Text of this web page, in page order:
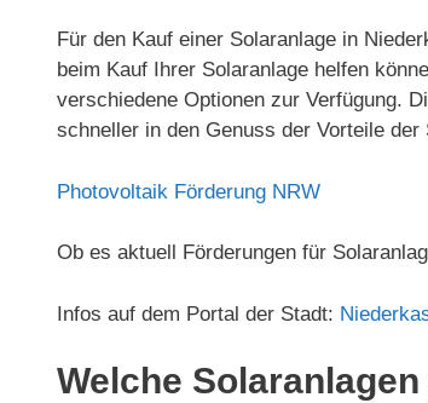
Für den Kauf einer Solaranlage in
beim Kauf Ihrer Solaranlage helfen
verschiedene Optionen zur Verfügung.
schneller in den Genuss der Vorteile der
Photovoltaik Förderung NRW
Ob es aktuell Förderungen für
Infos auf dem Portal der Stadt:
Welche